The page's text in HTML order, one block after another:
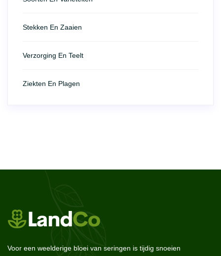
Stekken En Zaaien
Verzorging En Teelt
Ziekten En Plagen
Voor een weelderige bloei van seringen is tijdig snoeien